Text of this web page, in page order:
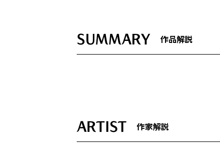
SUMMARY 作品解説
ARTIST 作家解説